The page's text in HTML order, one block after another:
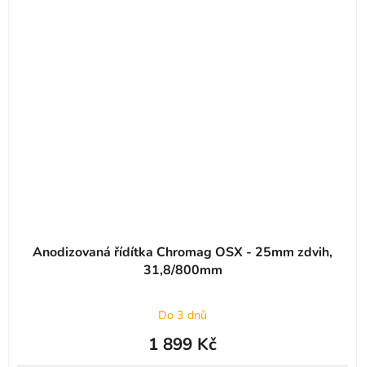
Anodizovaná řídítka Chromag OSX - 25mm zdvih,
31,8/800mm
Do 3 dnů
1 899 Kč